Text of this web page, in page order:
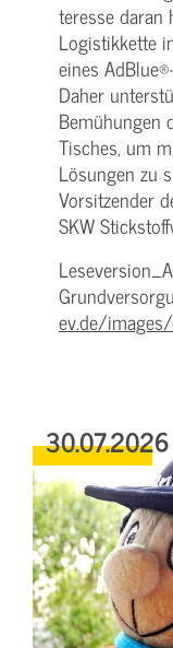
teresse daran
Logistikkette
eines
Daher
Bemühungen
Tisches, um
Lösungen zu
Vorsitzender
SKW
ev.de/
30.07.2026